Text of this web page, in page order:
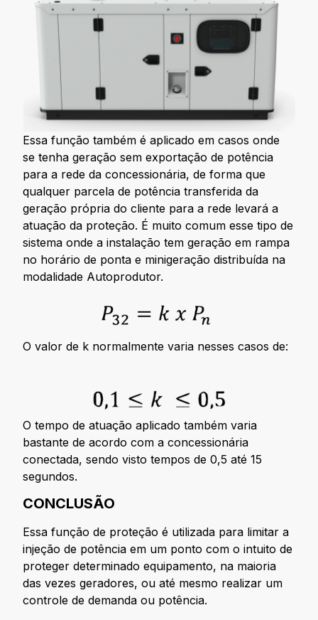
Essa função também é aplicado em casos onde
se tenha geração sem exportação de potência
para a rede da concessionária, de forma que
qualquer parcela de potência transferida da
geração própria do cliente para a rede levará a
atuação da proteção. É muito comum esse tipo de
sistema onde a instalação tem geração em rampa
no horário de ponta e minigeração distribuída na
modalidade Autoprodutor.
O valor de k normalmente varia nesses casos de:
O tempo de atuação aplicado também varia
bastante de acordo com a concessionária
conectada, sendo visto tempos de 0,5 até 15
segundos.
CONCLUSÃO
Essa função de proteção é utilizada para limitar a
injeção de potência em um ponto com o intuito de
proteger determinado equipamento, na maioria
das vezes geradores, ou até mesmo realizar um
controle de demanda ou potência.